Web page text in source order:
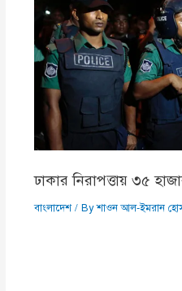
ঢাকার নিরাপত্তায় ৩৫
বাংলাদেশ/ Byশাওন আল-ইমরান